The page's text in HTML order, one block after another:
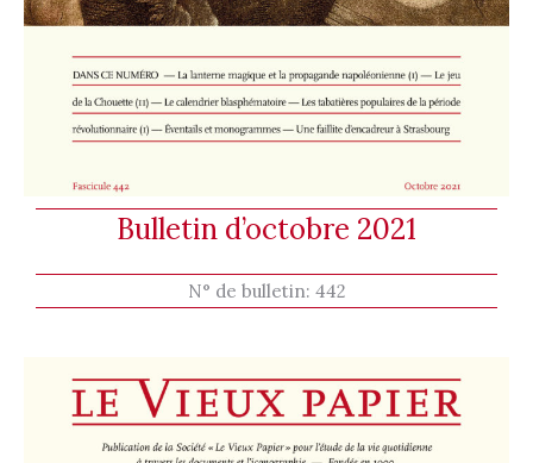
Bulletin d’octobre 2021
N° de bulletin: 442